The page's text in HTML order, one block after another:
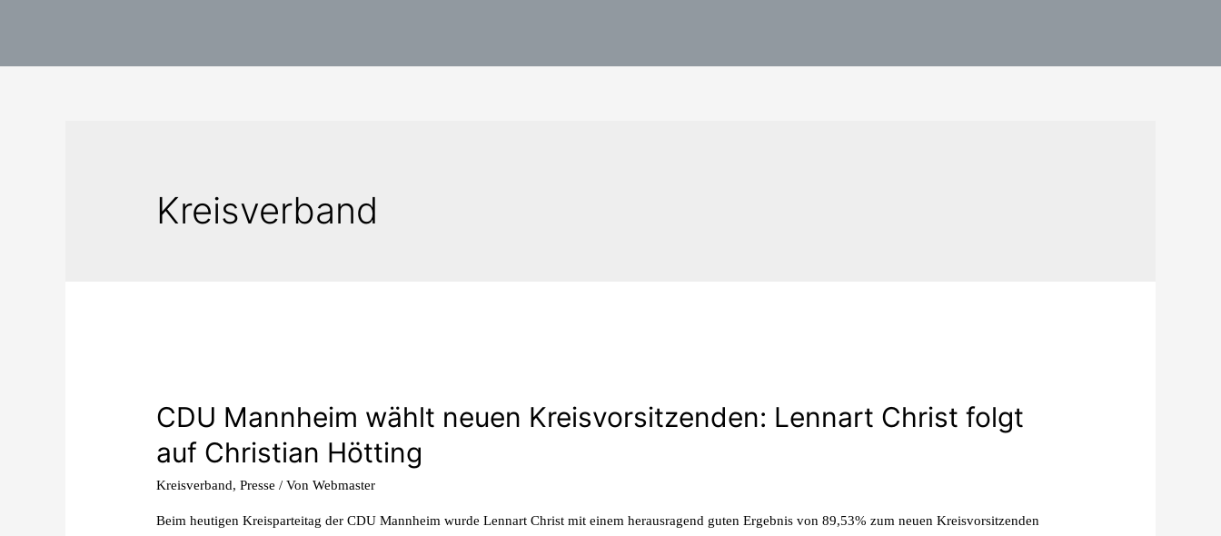
Kreisverband
CDU Mannheim wählt neuen Kreisvorsitzenden: Lennart Christ folgt
auf Christian Hötting
Kreisverband,Presse / VonWebmaster
Beim heutigen Kreisparteitag der CDU Mannheim wurde Lennart Christ mit einem herausragend guten Ergebnis von 89,53% zum neuen Kreisvorsitzenden